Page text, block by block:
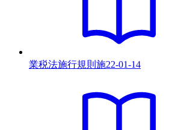
業税法施行規則 施22-01-14